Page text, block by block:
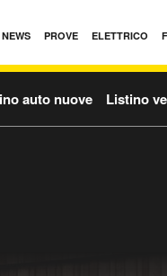
NEWS PROVE ELETTRICO
auto nuove Listino